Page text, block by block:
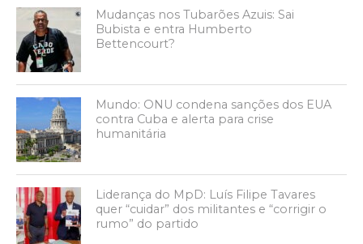
Mudanças nos Tubarões Azuis: Sai
Bubista e entra Humberto
Bettencourt?
Mundo: ONU condena sanções dos EUA
contra Cuba e alerta para crise
humanitária
Liderança do MpD: Luís Filipe Tavares
quer “cuidar” dos militantes e “corrigir o
rumo” do partido